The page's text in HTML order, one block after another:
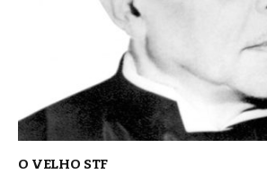
O VELHO STF